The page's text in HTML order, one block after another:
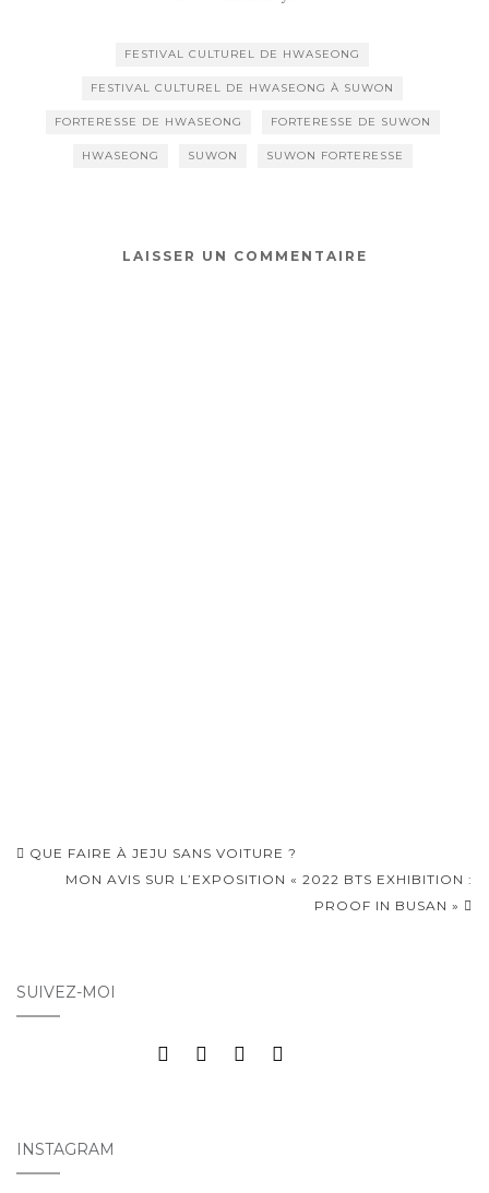
FESTIVAL CULTUREL DE HWASEONG
FESTIVAL CULTUREL DE HWASEONG À SUWON
FORTERESSE DE HWASEONG FORTERESSE DE SUWON
HWASEONG SUWON SUWON FORTERESSE
LAISSER UN COMMENTAIRE
Navigation
d'article
QUE FAIRE À JEJU SANS VOITURE ?
MON AVIS SUR L’EXPOSITION « 2022 BTS EXHIBITION :
PROOF IN BUSAN »
SUIVEZ-MOI
INSTAGRAM